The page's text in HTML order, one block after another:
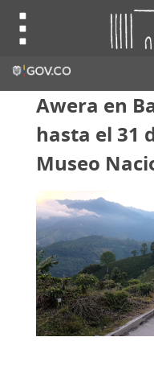
Awera en
hasta el 31
Museo